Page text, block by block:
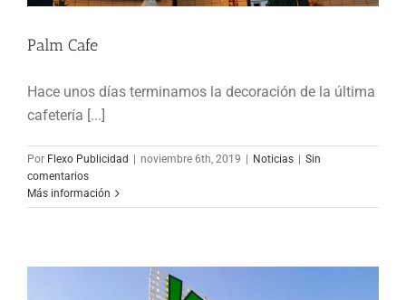
Palm Cafe
Palm Cafe
Hace unos días terminamos la decoración de la última
cafetería [...]
Por Flexo Publicidad | noviembre 6th, 2019 | Noticias | Sin
comentarios
Más información